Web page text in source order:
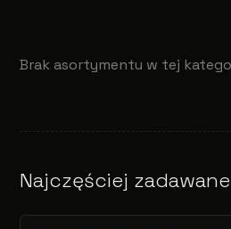
Brak asortymentu w tej
Najczęściej